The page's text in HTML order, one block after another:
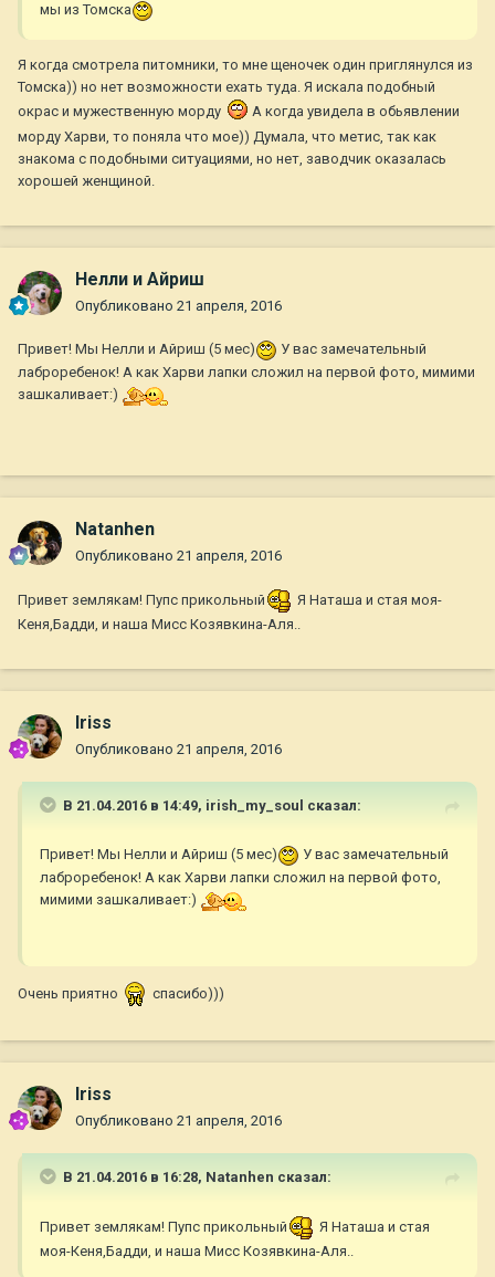
мы из Томска
Я когда смотрела питомники, то мне щеночек один приглянулся из
Томска)) но нет возможности ехать туда. Я искала подобный
окрас и мужественную морду
А когда увидела в обьявлении
морду Харви, то поняла что мое)) Думала, что метис, так как
знакома с подобными ситуациями, но нет, заводчик оказалась
хорошей женщиной.
Нелли и Айриш
Опубликовано 21 апреля, 2016
Привет! Мы Нелли и Айриш (5 мес)
У вас замечательный
лаброребенок! А как Харви лапки сложил на первой фото, мимими
зашкаливает:)
Natanhen
Опубликовано 21 апреля, 2016
Привет землякам! Пупс прикольный
Я Наташа и стая моя-
Кеня,Бадди, и наша Мисс Козявкина-Аля..
Iriss
Опубликовано 21 апреля, 2016
В 21.04.2016 в 14:49, irish_my_soul сказал:
Привет! Мы Нелли и Айриш (5 мес)
У вас замечательный
лаброребенок! А как Харви лапки сложил на первой фото,
мимими зашкаливает:)
Очень приятно спасибо)))
Iriss
Опубликовано 21 апреля, 2016
В 21.04.2016 в 16:28, Natanhen сказал:
Привет землякам! Пупс прикольный
Я Наташа и стая
моя-Кеня,Бадди, и наша Мисс Козявкина-Аля..